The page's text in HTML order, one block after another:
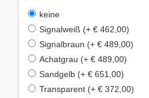
keine
Signalweiß (+ € 462,00)
Signalbraun (+ € 489,00)
Achatgrau (+ € 489,00)
Sandgelb (+ € 651,00)
Transparent (+ € 372,00)